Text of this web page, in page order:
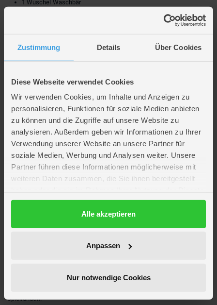
Zustimmung Details Über Cookies
Diese Webseite verwendet Cookies
Wir verwenden Cookies, um Inhalte und Anzeigen zu
personalisieren, Funktionen für soziale Medien anbieten
zu können und die Zugriffe auf unsere Website zu
analysieren. Außerdem geben wir Informationen zu Ihrer
Verwendung unserer Website an unsere Partner für
soziale Medien, Werbung und Analysen weiter. Unsere
Partner führen diese Informationen möglicherweise mit
weiteren Daten zusammen, die Sie ihnen bereitgestellt
gesammelt haben.
DatenschutzerklärungAlle akzeptieren
Anpassen
Nur notwendige Cookies
1 Wuschel Waschbär
5 Bäume mit Chips zum Verschließen
Kooperatives Einhorn Kinderspiel
Altersempfehlung: 4 bis 8 Jahre
Verpackungsmaße: ca. 12 x 18 x 4 cm
Hersteller: Ravensburger
Hersteller-Artikelnr.: 20670
Ein Würfel, ein Zug, ein Freudenschrei – so fühlt sich ein richtig guter
Reisespiele & Mitbringspiele
Tasche passen – ideal für kleine Pausen, lange Fahrten oder spontane
Spielrunden.
Ein Würfel, ein Zug, ein Freudenschrei – so fühlt sich ein richtig guter
Spielspaß to go: Entdecke Reisespiele & Mitbringspiele
Spielrunden.